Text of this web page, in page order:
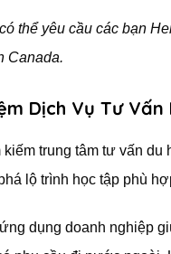
thể yêu cầu các bạn
Canada.
Dịch Vụ Tư
kiếm trung tâm tư vấn
lộ trình học tập phù
dụng doanh nghiệp